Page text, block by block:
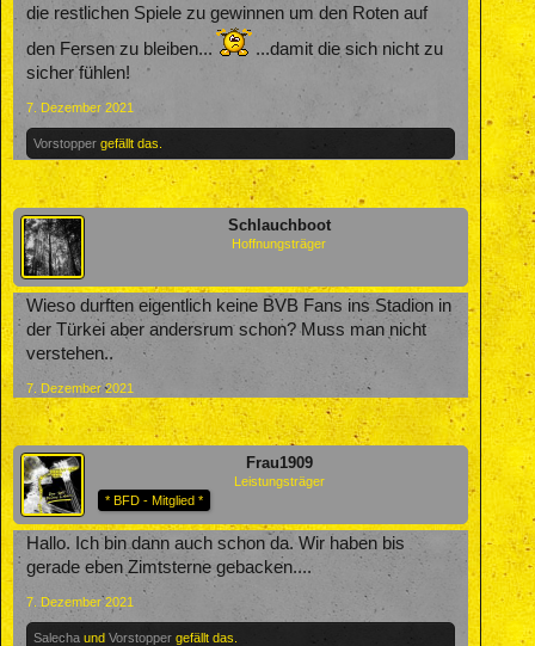
die restlichen Spiele zu gewinnen um den Roten auf
den Fersen zu bleiben...
...damit die sich nicht zu
sicher fühlen!
7. Dezember 2021
Vorstopper gefällt das.
Schlauchboot
Hoffnungsträger
Wieso durften eigentlich keine BVB Fans ins Stadion in
der Türkei aber andersrum schon? Muss man nicht
verstehen..
7. Dezember 2021
Frau1909
Leistungsträger
* BFD - Mitglied *
Hallo. Ich bin dann auch schon da. Wir haben bis
gerade eben Zimtsterne gebacken....
7. Dezember 2021
Salecha und Vorstopper gefällt das.